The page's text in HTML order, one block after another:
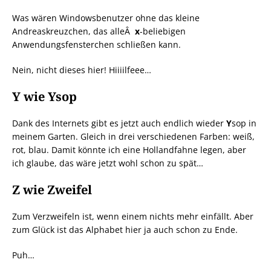
Was wären Windowsbenutzer ohne das kleine
Andreaskreuzchen, das alleÂ x-beliebigen
Anwendungsfensterchen schließen kann.
Nein, nicht dieses hier! Hiiiilfeee…
Y wie Ysop
Dank des Internets gibt es jetzt auch endlich wieder Ysop in
meinem Garten. Gleich in drei verschiedenen Farben: weiß,
rot, blau. Damit könnte ich eine Hollandfahne legen, aber
ich glaube, das wäre jetzt wohl schon zu spät…
Z wie Zweifel
Zum Verzweifeln ist, wenn einem nichts mehr einfällt. Aber
zum Glück ist das Alphabet hier ja auch schon zu Ende.
Puh…